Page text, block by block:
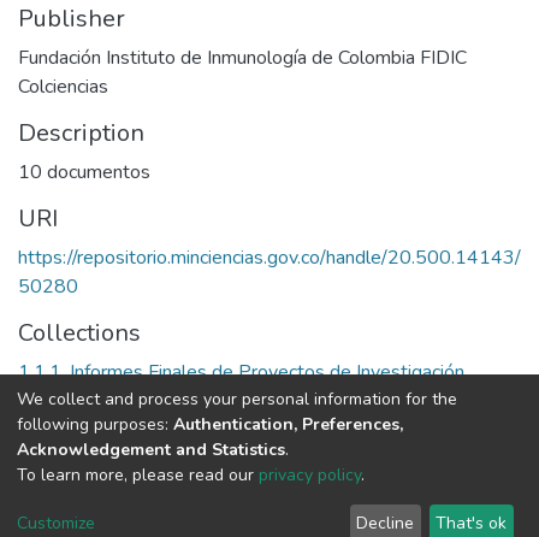
Publisher
Fundación Instituto de Inmunología de Colombia FIDIC
Colciencias
Description
10 documentos
URI
https://repositorio.minciencias.gov.co/handle/20.500.14143/
50280
Collections
1.1.1. Informes Finales de Proyectos de Investigación
Full item page
DSpace software copyright © 2002-2026
Cookie
End User
Send
We collect and process your personal information for the
following purposes: Authentication, Preferences,
Acknowledgement and Statistics.
To learn more, please read our privacy policy.
Customize Decline That's ok